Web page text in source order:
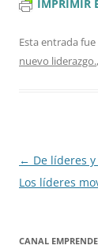
IMPRIMIR
Esta entrada
nuevo liderazgo.,
Navegación
de
← De líderes
Los líderes
CANAL